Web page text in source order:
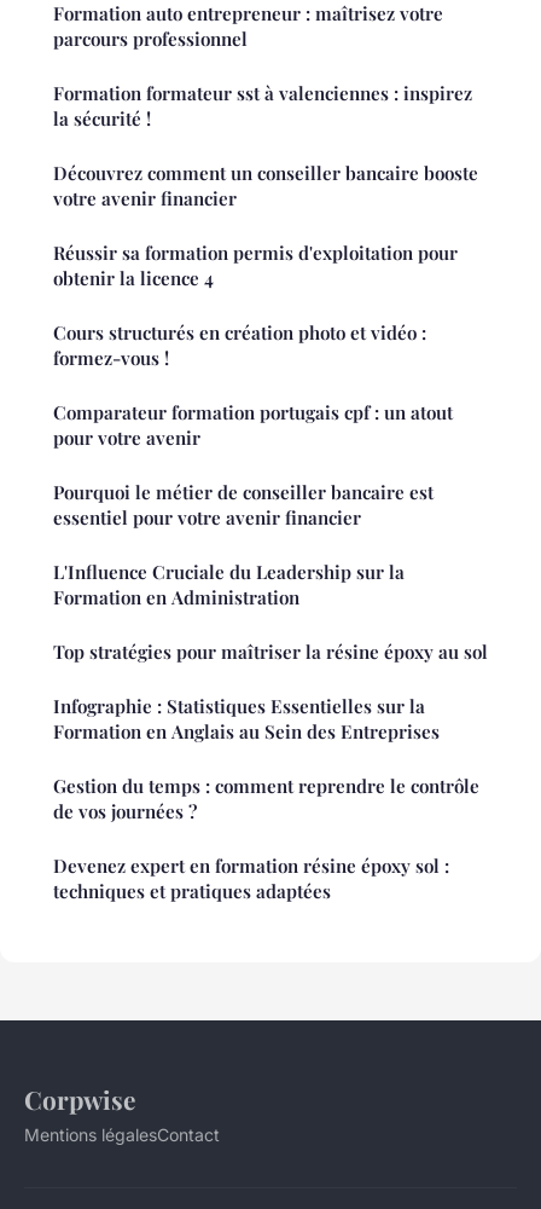
Formation auto entrepreneur : maîtrisez votre
parcours professionnel
Formation formateur sst à valenciennes : inspirez
la sécurité !
Découvrez comment un conseiller bancaire booste
votre avenir financier
Réussir sa formation permis d'exploitation pour
obtenir la licence 4
Cours structurés en création photo et vidéo :
formez-vous !
Comparateur formation portugais cpf : un atout
pour votre avenir
Pourquoi le métier de conseiller bancaire est
essentiel pour votre avenir financier
L'Influence Cruciale du Leadership sur la
Formation en Administration
Top stratégies pour maîtriser la résine époxy au sol
Infographie : Statistiques Essentielles sur la
Formation en Anglais au Sein des Entreprises
Gestion du temps : comment reprendre le contrôle
de vos journées ?
Devenez expert en formation résine époxy sol :
techniques et pratiques adaptées
Corpwise
Mentions légalesContact